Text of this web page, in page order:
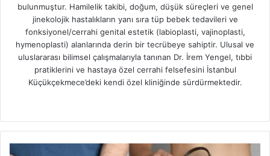
bulunmuştur. Hamilelik takibi, doğum, düşük süreçleri ve genel
jinekolojik hastalıkların yanı sıra tüp bebek tedavileri ve
fonksiyonel/cerrahi genital estetik (labioplasti, vajinoplasti,
hymenoplasti) alanlarında derin bir tecrübeye sahiptir. Ulusal ve
uluslararası bilimsel çalışmalarıyla tanınan Dr. İrem Yengel, tıbbi
pratiklerini ve hastaya özel cerrahi felsefesini İstanbul
Küçükçekmece’deki kendi özel kliniğinde sürdürmektedir.